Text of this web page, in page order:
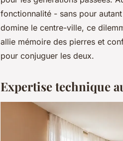
fonctionnalité - sans pour
domine le centre-ville, ce
allie mémoire des pierres et
pour conjuguer les deux.
Expertise technique